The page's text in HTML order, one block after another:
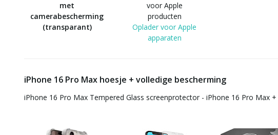
met
camerabescherming
(transparant)
voor Apple
producten
Oplader voor Apple
apparaten
iPhone 16 Pro Max hoesje + volledige bescherming
iPhone 16 Pro Max Tempered Glass screenprotector - iPhone 16 Pro Max +